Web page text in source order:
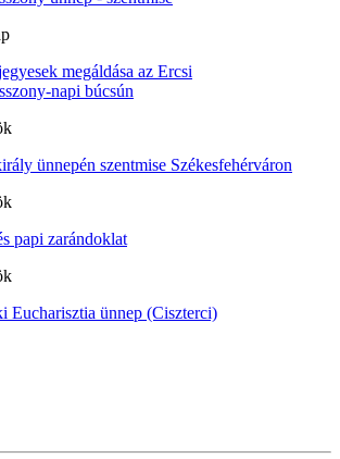
megáldása az Ercsi
napi búcsún
ünnepén szentmise Székesfehérváron
papi zarándoklat
Eucharisztia ünnep (Ciszterci)